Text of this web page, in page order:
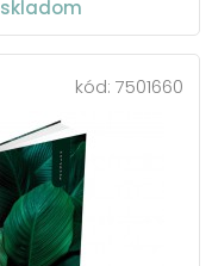
skladom
kód: 7501660